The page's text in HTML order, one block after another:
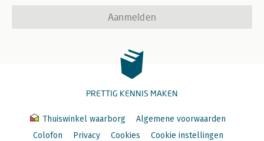
Aanmelden
PRETTIG KENNIS MAKEN
Thuiswinkel waarborg
Algemene voorwaarden
Colofon
Privacy Cookies Cookie instellingen